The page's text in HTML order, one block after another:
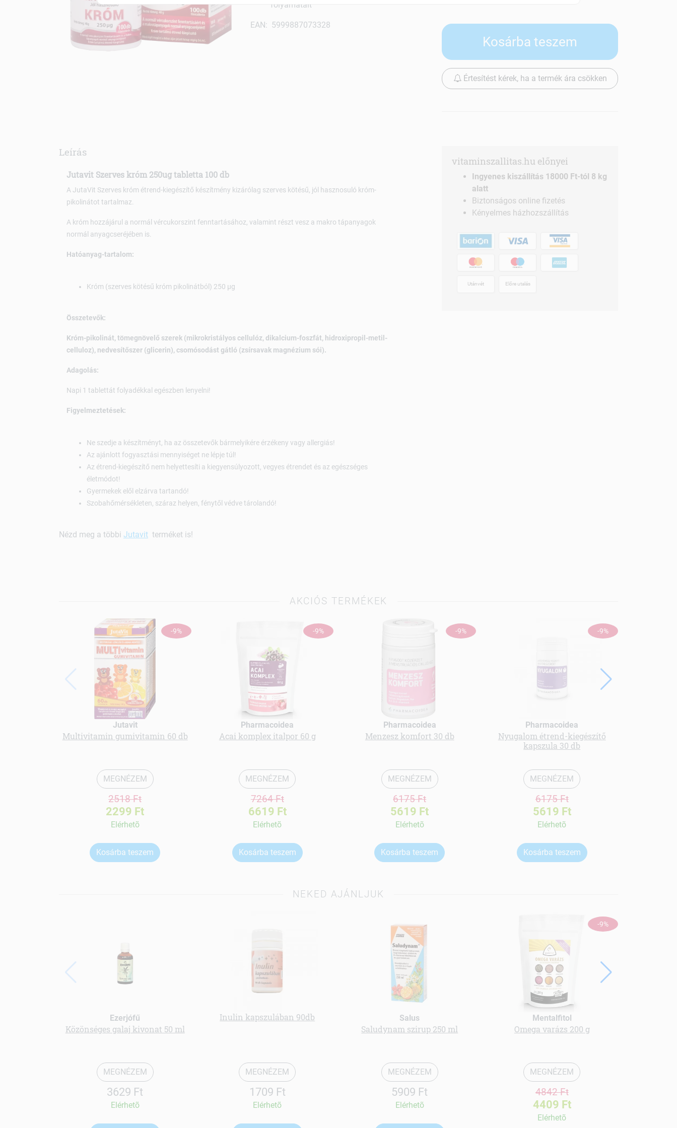
folyamatait
EAN: 5999887073328
Kosárba teszem
Értesítést kérek, ha a termék ára csökken
Leírás
Jutavit Szerves króm 250ug tabletta 100 db
A JutaVit Szerves króm étrend-kiegészítő készítmény kizárólag szerves kötésű, jól hasznosuló króm-
pikolinátot tartalmaz.
A króm hozzájárul a normál vércukorszint fenntartásához, valamint részt vesz a makro tápanyagok
normál anyagcseréjében is.
Hatóanyag-tartalom:
Króm (szerves kötésű króm pikolinátból) 250 µg
Összetevők:
Króm-pikolinát, tömegnövelő szerek (mikrokristályos cellulóz, dikalcium-foszfát, hidroxipropil-metil-
celluloz), nedvesítőszer (glicerin), csomósodást gátló (zsírsavak magnézium sói).
Adagolás:
Napi 1 tablettát folyadékkal egészben lenyelni!
Figyelmeztetések:
Ne szedje a készítményt, ha az összetevők bármelyikére érzékeny vagy allergiás!
Az ajánlott fogyasztási mennyiséget ne lépje túl!
Az étrend-kiegészítő nem helyettesíti a kiegyensúlyozott, vegyes étrendet és az egészséges
életmódot!
Gyermekek elől elzárva tartandó!
Szobahőmérsékleten, száraz helyen, fénytől védve tárolandó!
Nézd meg a többi Jutavit terméket is!
vitaminszallitas.hu előnyei
Ingyenes kiszállítás 18000 Ft-tól 8 kg
alatt
Biztonságos online fizetés
Kényelmes házhozszállítás
Utánvét Előre utalás
AKCIÓS TERMÉKEK
-9%
Jutavit
Multivitamin gumivitamin 60 db
MEGNÉZEM
2518 Ft
2299 Ft
Elérhetõ
Kosárba teszem
-9%
Pharmacoidea
Acai komplex italpor 60 g
MEGNÉZEM
7264 Ft
6619 Ft
Elérhetõ
Kosárba teszem
-9%
Pharmacoidea
Menzesz komfort 30 db
MEGNÉZEM
6175 Ft
5619 Ft
Elérhetõ
Kosárba teszem
-9%
Pharmacoidea
Nyugalom étrend-kiegészítő
kapszula 30 db
MEGNÉZEM
6175 Ft
5619 Ft
Elérhetõ
Kosárba teszem
NEKED AJÁNLJUK
Ezerjófű
Közönséges galaj kivonat 50 ml
MEGNÉZEM
3629 Ft
Elérhetõ
Inulin kapszulában 90db
MEGNÉZEM
1709 Ft
Elérhetõ
Salus
Saludynam szirup 250 ml
MEGNÉZEM
5909 Ft
Elérhetõ
-9%
Mentalfitol
Omega varázs 200 g
MEGNÉZEM
4842 Ft
4409 Ft
Elérhetõ